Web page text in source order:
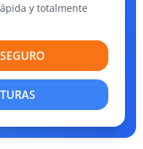
y totalmente